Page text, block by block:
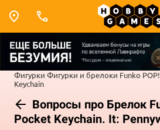
Фигурки Фигурки и брелоки Funko POP!
Keychain
Вопросы про Брелок
Pocket Keychain. It: